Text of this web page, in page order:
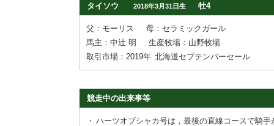
タイソウ
2018年3月31日生 牡4
父：モーリス
母：セラミックガール
馬主：中辻 明
生産牧場：山野牧場
取引市場：2019年 北海道セプテンバーセール
競走中の出来事等
・ ハーツオブシャカ号は，最後の直線コースで騎